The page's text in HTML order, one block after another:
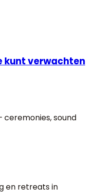
kunt verwachten
ceremonies, sound
en retreats in